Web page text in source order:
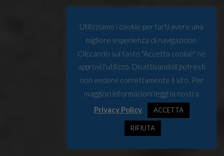
Utilizziamo i cookie per farti avere una
migliore esperienza di navigazione.
Cliccando sul tasto "Accetta cookie" ne
approvi l'utilizzo. Disattivandoli potresti
non vedere correttamente il sito. Per
maggiori informazioni leggi la nostra
Privacy Policy. ACCETTA
RIFIUTA